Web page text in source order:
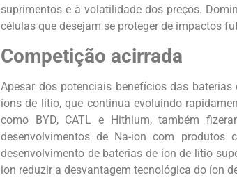
suprimentos e à volatilidade dos preços.
células que desejam se proteger de impactos
Competição acirrada
Apesar dos potenciais benefícios das
íons de lítio, que continua evoluindo
como BYD, CATL e Hithium, também
desenvolvimentos de Na-ion com
desenvolvimento de baterias de íon de lítio
ion reduzir a desvantagem tecnológica do íon